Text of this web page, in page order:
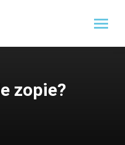
zopie?